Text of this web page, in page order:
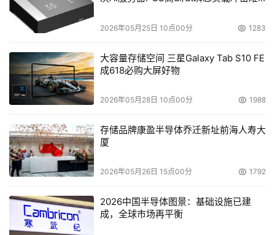
存储技术管理了大量的历史数据。通过相似性哈希和汉明距
离，他们能够快速识别出与特定需求相关的数据，从而提高
了数据检索的效率。
宋老师强调，尽管向量存储和认知存储技术已经取得了显著
进展，但它们的普及仍面临挑战。企业需要建立对数据内容
商需要不断努力，将这些前沿技术转化为实际可用的产品。
总结
了数据检索的效率，还能够更好地处理非结构化数据和暗数
据。通过自动化的特征提取和数据理解，这些技术为企业提
2026年05月25日 10点00分 1283
大容量存储空间 三星Galaxy Tab S10 FE
成618必购大屏好物
2026年05月28日 10点00分 1988
存储品牌康盈半导体乔迁新址前海人寿大
厦
2026年05月26日 15点00分 1792
2026中国半导体图景：基础设施已建
成，全球市场再平衡